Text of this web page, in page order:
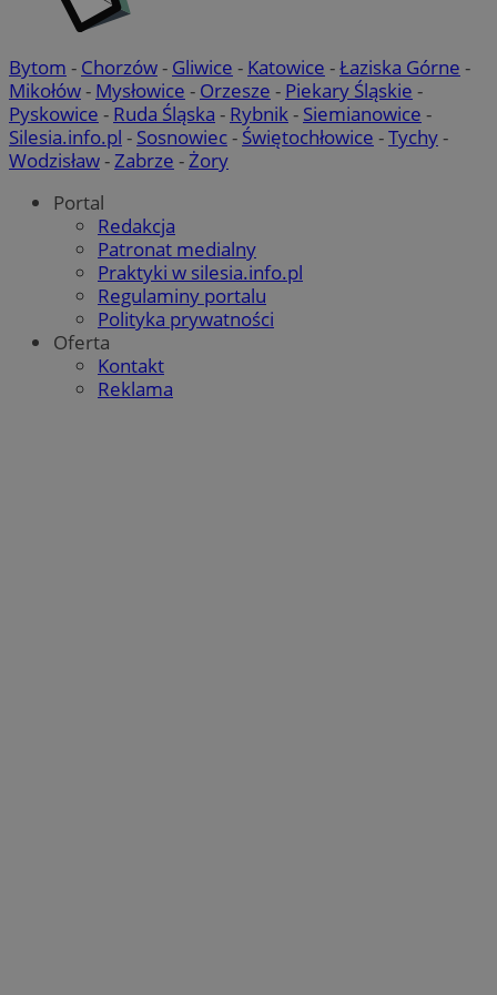
Bytom - Chorzów- Gliwice - Katowice -Łaziska Górne -
Mikołów- Mysłowice - Orzesze - Piekary Śląskie -
Pyskowice - Ruda Śląska - Rybnik- Siemianowice -
Silesia.info.pl - Sosnowiec- Świętochłowice -Tychy-
Wodzisław-Zabrze -Żory
Portal
Redakcja
Patronat medialny
Praktyki w silesia.info.pl
Regulaminy portalu
Polityka prywatności
Oferta
Kontakt
Reklama